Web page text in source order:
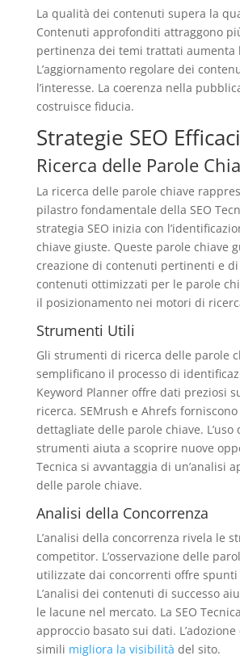
La qualità dei contenuti supera la
Contenuti approfonditi attraggono
pertinenza dei temi trattati aumenta
L’aggiornamento regolare dei
l’interesse. La coerenza nella
costruisce fiducia.
Strategie SEO Efficaci
Ricerca delle Parole
La ricerca delle parole chiave
pilastro fondamentale della SEO
strategia SEO inizia con
chiave giuste. Queste parole chiave
creazione di contenuti pertinenti e di
contenuti ottimizzati per le parole
il posizionamento nei motori di
Strumenti Utili
Gli strumenti di ricerca delle parole
semplificano il processo di
Keyword Planner offre dati preziosi
ricerca. SEMrush e Ahrefs
dettagliate delle parole chiave. L’uso
strumenti aiuta a scoprire nuove
Tecnica si avvantaggia di un’analisi
delle parole chiave.
Analisi della Concorrenza
L’analisi della concorrenza rivela le
competitor. L’osservazione delle
utilizzate dai concorrenti offre
L’analisi dei contenuti di successo
le lacune nel mercato. La SEO
approccio basato sui dati.
simili migliora la visibilità del sito.